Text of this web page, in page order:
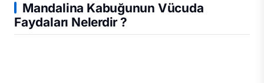
Mandalina Kabuğunun Vücuda
Faydaları Nelerdir ?